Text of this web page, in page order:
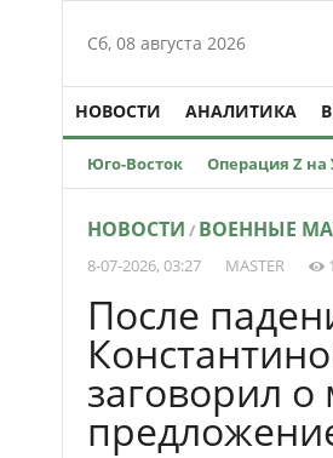
Сб, 08 августа 2026
НОВОСТИ АНАЛИТИКА
Юго-Восток Операция Z на
НОВОСТИ / ВОЕННЫЕ
8-07-2026, 03:27 MASTER
После
заговорил